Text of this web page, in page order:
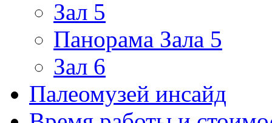
Зал 5
Панорама Зала 5
Зал 6
Палеомузей инсайд